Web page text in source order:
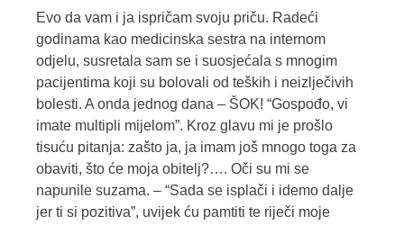
Evo da vam i ja ispričam svoju priču. Radeći
godinama kao medicinska sestra na internom
odjelu, susretala sam se i suosjećala s mnogim
pacijentima koji su bolovali od teških i neizlječivih
bolesti. A onda jednog dana – ŠOK! “Gospođo, vi
imate multipli mijelom”. Kroz glavu mi je prošlo
tisuću pitanja: zašto ja, ja imam još mnogo toga za
obaviti, što će moja obitelj?…. Oči su mi se
napunile suzama. – “Sada se isplači i idemo dalje
jer ti si pozitiva”, uvijek ću pamtiti te riječi moje